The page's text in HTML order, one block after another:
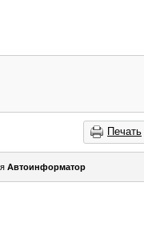
Печать
Автоинформатор